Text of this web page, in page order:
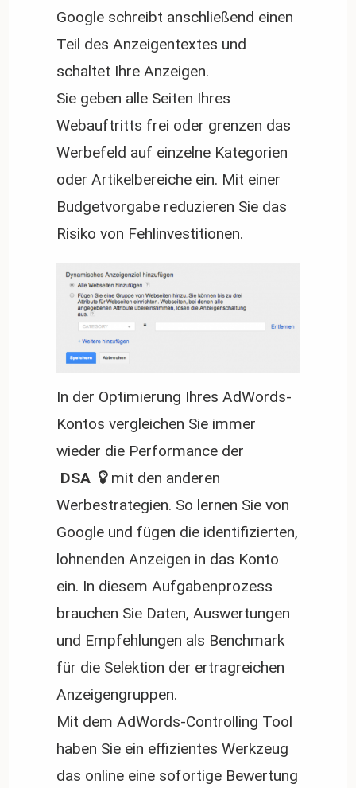
Google schreibt anschließend einen
Teil des Anzeigentextes und
schaltet Ihre Anzeigen.
Sie geben alle Seiten Ihres
Webauftritts frei oder grenzen das
Werbefeld auf einzelne Kategorien
oder Artikelbereiche ein. Mit einer
Budgetvorgabe reduzieren Sie das
Risiko von Fehlinvestitionen.
In der Optimierung Ihres AdWords-
Kontos vergleichen Sie immer
wieder die Performance der
DSA
mit den anderen
Werbestrategien. So lernen Sie von
Google und fügen die identifizierten,
lohnenden Anzeigen in das Konto
ein. In diesem Aufgabenprozess
brauchen Sie Daten, Auswertungen
und Empfehlungen als Benchmark
für die Selektion der ertragreichen
Anzeigengruppen.
Mit dem AdWords-Controlling Tool
haben Sie ein effizientes Werkzeug
das online eine sofortige Bewertung